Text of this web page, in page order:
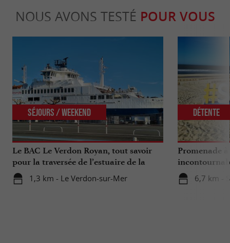
NOUS AVONS TESTÉ POUR VOUS
Le BAC Le Verdon Royan, tout savoir
pour la traversée de l’estuaire de la
Gironde
1,3 km - Le Verdon-sur-Mer
Séjours / Weekend
Promenade
6,7 km -
Détente